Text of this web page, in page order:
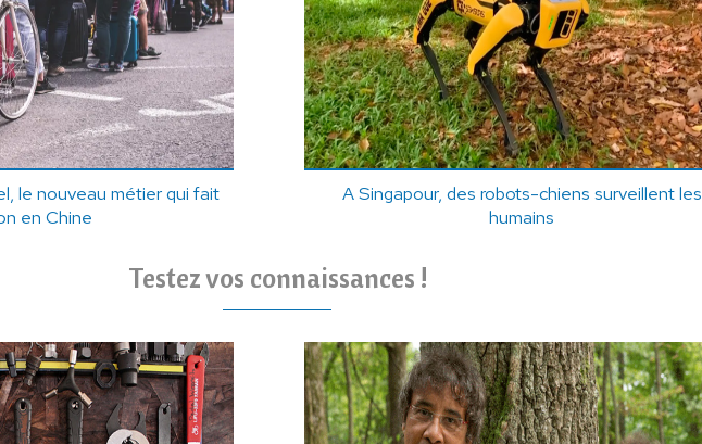
le nouveau métier qui fait
en Chine
A Singapour, des robots-chiens surveillent les
humains
Testez vos connaissances !